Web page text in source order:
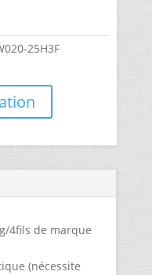
25H3F
4fils de marque
(nécessite